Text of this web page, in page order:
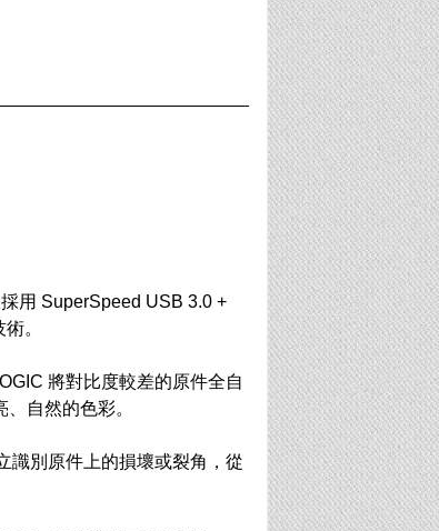
用 SuperSpeed USB 3.0 +
。
將對比度較差的原件全自
自然的色彩。
別原件上的損壞或裂角，從